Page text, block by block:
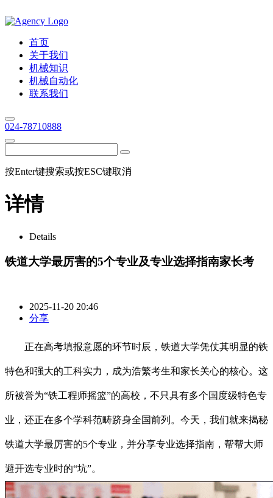
首页
关于我们
机械知识
机械自动化
联系我们
024-78710888
按Enter键搜索或按ESC键取消
详情
Details
铁道大学最厉害的5个专业及专业选择指南家长考
2025-11-20 20:46
分享
正在高考填报意愿的环节时辰，铁道大学凭仗其明显的铁
特色和强大的工科实力，成为浩繁考生和家长关心的核心。这
所被誉为“铁工程师摇篮”的高校，不只具有多个国度级特色专
业，还正在多个学科范畴跻身全国前列。今天，我们就来揭秘
铁道大学最厉害的5个专业，并分享专业选择指南，帮帮大师
避开选专业时的“坑”。